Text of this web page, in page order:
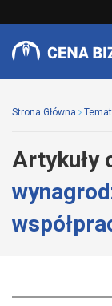
Strona Główna
Artykuły